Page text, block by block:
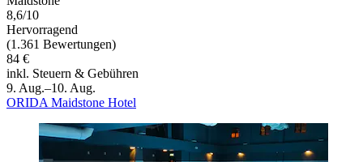
8,6/10
Hervorragend
(1.361 Bewertungen)
84 €
inkl. Steuern & Gebühren
9. Aug.–10. Aug.
ORIDA Maidstone Hotel